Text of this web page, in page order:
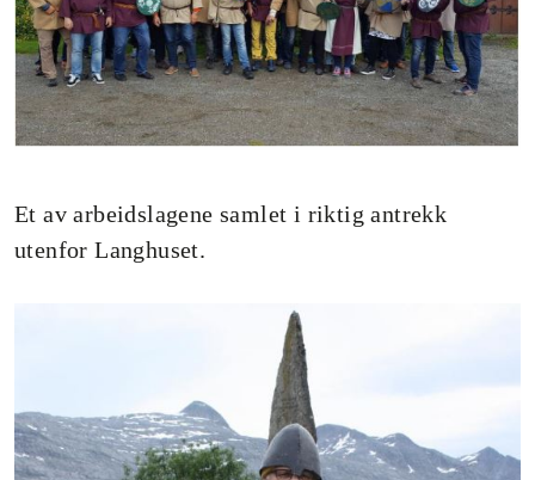
Et av arbeidslagene samlet i riktig antrekk
utenfor Langhuset.